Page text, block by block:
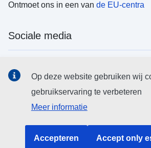
Ontmoet ons in een van de EU-centra
Sociale media
EU-instellingen en -organen
Op deze website gebruiken wij
gebruikservaring te verbeteren
Meer informatie
Accepteren Accept only